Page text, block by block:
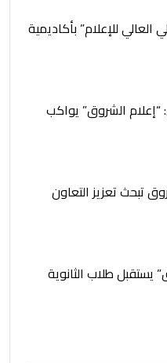
العالي للإعلام” بأكاديمية
الشروق” يواكب
تبحث تعزيز التعاون
يستقبل طلاب الثانوية